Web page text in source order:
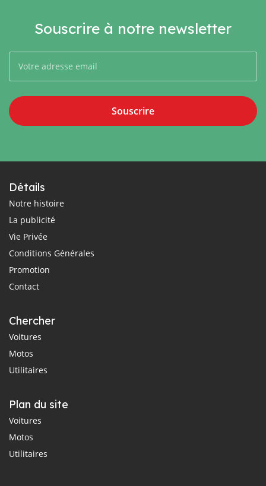
Souscrire à notre newsletter
Souscrire
Détails
Notre histoire
La publicité
Vie Privée
Conditions Générales
Promotion
Contact
Chercher
Voitures
Motos
Utilitaires
Plan du site
Voitures
Motos
Utilitaires